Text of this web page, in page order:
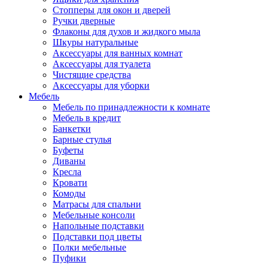
Стопперы для окон и дверей
Ручки дверные
Флаконы для духов и жидкого мыла
Шкуры натуральные
Аксессуары для ванных комнат
Аксессуары для туалета
Чистящие средства
Аксессуары для уборки
Мебель
Мебель по принадлежности к комнате
Мебель в кредит
Банкетки
Барные стулья
Буфеты
Диваны
Кресла
Кровати
Комоды
Матрасы для спальни
Мебельные консоли
Напольные подставки
Подставки под цветы
Полки мебельные
Пуфики